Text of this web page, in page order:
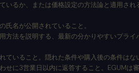
いるか、または価格設定の方法論と適用され
名が公開されていること。
方法を説明する、最新の分かりやすいプライ
いること。隠れた条件や購入後の条件はな
せに3営業日以内に返答すること。EGUMは